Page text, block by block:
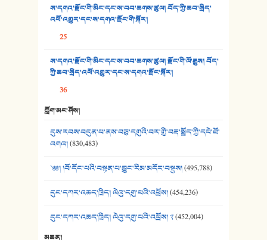
36. ཟླ་གཞོན་སྙན་དབྱངས། - ཟླ་སྒྲོན།
38. ཡབ་ཡུམ། - ཟླ་སྒྲོན།
ས་དགའ་རྫོང་གི་མིང་དང་ས་བབ་ཆགས་ཚུལ། བོད་ཀྱི་ཆབ་སྲིད་
འཕོ་འགྱུར་དང་ས་དགའ་རྫོང་གི་སྐོར།
25
ས་དགའ་རྫོང་གི་མིང་དང་ས་བབ་ཆགས་ཚུལ། རྫོང་གི་ལོ་རྒྱུས། བོད་
ཀྱི་ཆབ་སྲིད་འཕོ་འགྱུར་དང་ས་དགའ་རྫོང་སྐོར།
36
ཀློག་མང་ཤོས།
དུས་རབས་བདུན་པ་ནས་བཅུ་དགུའི་བར་གྱི་བརྡ་སྤྲོད་ཀྱི་དཔེ་ཐོ་
འགའ།(830,483)
༄༅། །བོ་དོང་པའི་བསྟན་པ་བྱུང་རིམ་མདོར་བསྡུས།(495,788)
དུང་དཀར་འཆད་ཁྲིད། ལེའུ་དགུ་པའི་འཕྲོས།(454,236)
དུང་དཀར་འཆད་ཁྲིད། ལེའུ་དགུ་པའི་འཕྲོས། ༢(452,004)
མཆན།